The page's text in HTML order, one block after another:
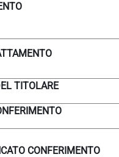
TITOLARE
CONFERIMENTO